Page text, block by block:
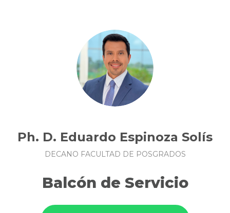
Ph. D. Eduardo Espinoza Solís
DECANO FACULTAD DE POSGRADOS
Balcón de Servicio